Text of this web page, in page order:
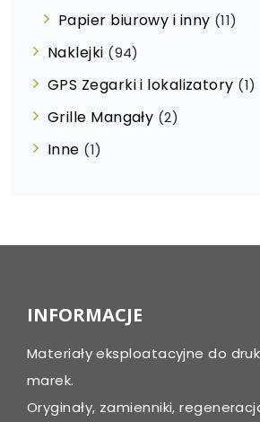
Papier biurowy i inny (11)
Naklejki (94)
GPS Zegarki i lokalizatory (1)
Grille Mangały (2)
Inne (1)
INFORMACJE
Materiały eksploatacyjne do
marek.
Oryginały, zamienniki,